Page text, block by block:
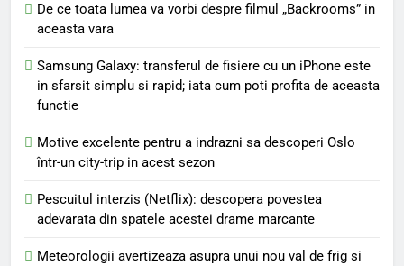
De ce toata lumea va vorbi despre filmul „Backrooms” in
aceasta vara
Samsung Galaxy: transferul de fisiere cu un iPhone este
in sfarsit simplu si rapid; iata cum poti profita de aceasta
functie
Motive excelente pentru a indrazni sa descoperi Oslo
într-un city-trip in acest sezon
Pescuitul interzis (Netflix): descopera povestea
adevarata din spatele acestei drame marcante
Meteorologii avertizeaza asupra unui nou val de frig si